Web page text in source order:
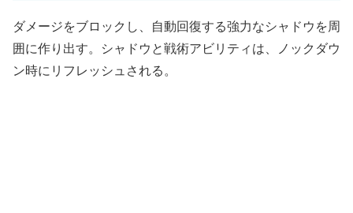
ダメージをブロックし、自動回復する強力なシャドウを周
囲に作り出す。シャドウと戦術アビリティは、ノックダウ
ン時にリフレッシュされる。